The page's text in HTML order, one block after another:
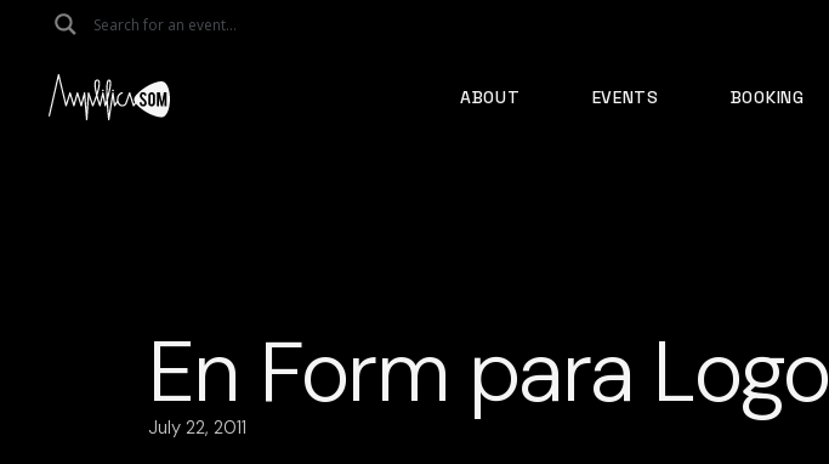
ABOUT EVENTS BOOKING
En Form para Logo
July 22, 2011